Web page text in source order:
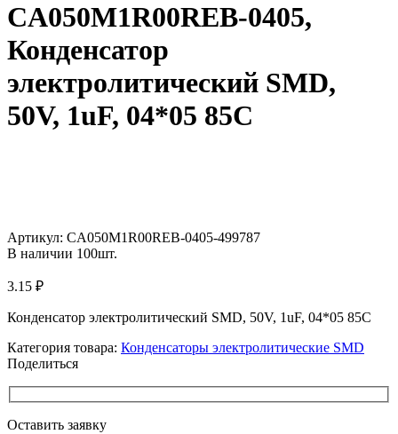
CA050M1R00REB-0405,
Конденсатор
электролитический SMD,
50V, 1uF, 04*05 85C
Артикул: CA050M1R00REB-0405-499787
В наличии 100шт.
3.15 ₽
Конденсатор электролитический SMD, 50V, 1uF, 04*05 85C
Категория товара: Конденсаторы электролитические SMD
Поделиться
Оставить заявку